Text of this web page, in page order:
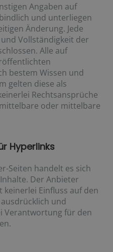
Angaben auf
und unterliegen
Änderung. Jede
Vollständigkeit der
Alle auf
bestem Wissen und
gelten diese als
Rechtsansprüche
oder mittelbare
Hyperlinks
Seiten handelt es sich
Der Anbieter
keinerlei Einfluss auf den
und
Verantwortung für den